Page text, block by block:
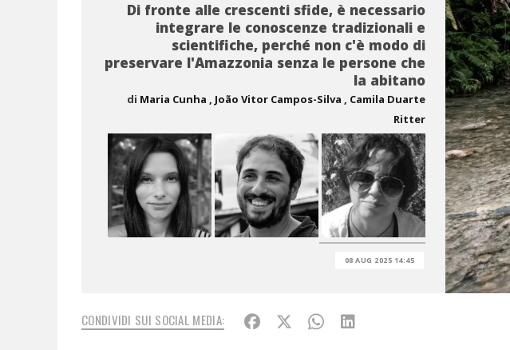
Di fronte alle crescenti sfide, è necessario
integrare le conoscenze tradizionali e
scientifiche, perché non c'è modo di
preservare l'Amazzonia senza le persone che
la abitano
di Maria Cunha , João Vitor Campos-Silva , Camila Duarte
Ritter
08 AUG 2025 14:45
CONDIVIDI SUI SOCIAL MEDIA: